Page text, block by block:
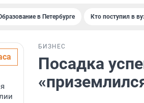
в Петербурге Кто поступил в
БИЗНЕС
Посадка